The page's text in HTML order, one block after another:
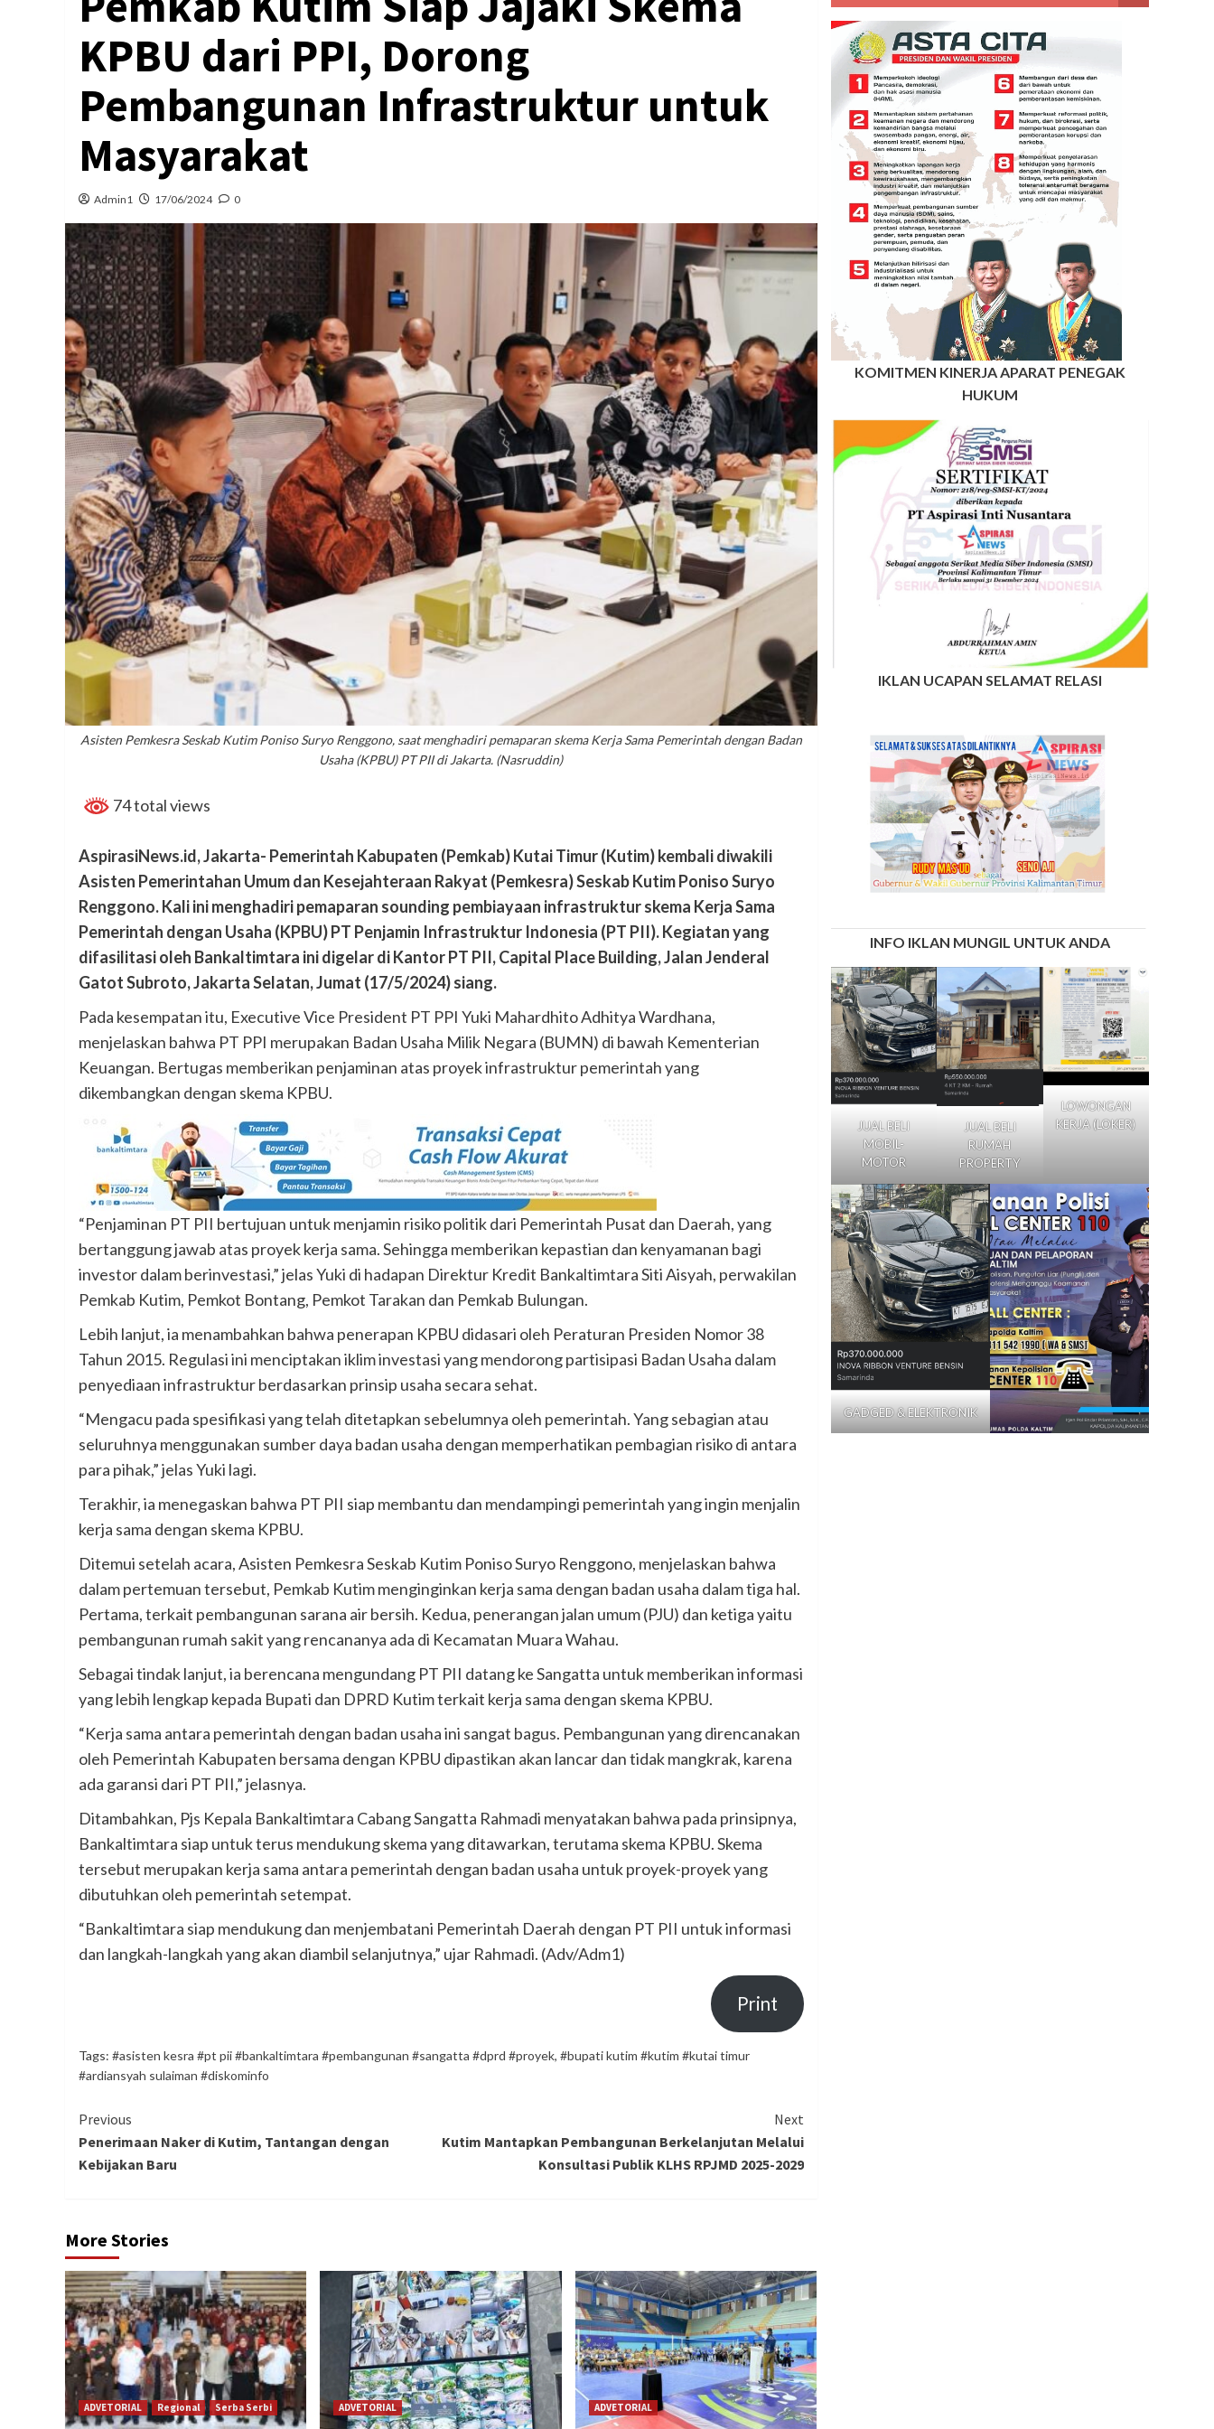
KPBU dari PPI, Dorong
Pembangunan Infrastruktur untuk
Masyarakat
Admin1 17/06/2024 0
Asisten Pemkesra Seskab Kutim Poniso Suryo Renggono, saat menghadiri pemaparan skema Kerja Sama Pemerintah dengan Badan
Usaha (KPBU) PT PII di Jakarta. (Nasruddin)
74 total views
AspirasiNews.id, Jakarta- Pemerintah Kabupaten (Pemkab) Kutai Timur (Kutim) kembali diwakili
Asisten Pemerintahan Umum dan Kesejahteraan Rakyat (Pemkesra) Seskab Kutim Poniso Suryo
Renggono. Kali ini menghadiri pemaparan sounding pembiayaan infrastruktur skema Kerja Sama
Pemerintah dengan Usaha (KPBU) PT Penjamin Infrastruktur Indonesia (PT PII). Kegiatan yang
difasilitasi oleh Bankaltimtara ini digelar di Kantor PT PII, Capital Place Building, Jalan Jenderal
Gatot Subroto, Jakarta Selatan, Jumat (17/5/2024) siang.
Pada kesempatan itu, Executive Vice President PT PPI Yuki Mahardhito Adhitya Wardhana,
menjelaskan bahwa PT PPI merupakan Badan Usaha Milik Negara (BUMN) di bawah Kementerian
Keuangan. Bertugas memberikan penjaminan atas proyek infrastruktur pemerintah yang
dikembangkan dengan skema KPBU.
“Penjaminan PT PII bertujuan untuk menjamin risiko politik dari Pemerintah Pusat dan Daerah, yang
bertanggung jawab atas proyek kerja sama. Sehingga memberikan kepastian dan kenyamanan bagi
investor dalam berinvestasi,” jelas Yuki di hadapan Direktur Kredit Bankaltimtara Siti Aisyah, perwakilan
Pemkab Kutim, Pemkot Bontang, Pemkot Tarakan dan Pemkab Bulungan.
Lebih lanjut, ia menambahkan bahwa penerapan KPBU didasari oleh Peraturan Presiden Nomor 38
Tahun 2015. Regulasi ini menciptakan iklim investasi yang mendorong partisipasi Badan Usaha dalam
penyediaan infrastruktur berdasarkan prinsip usaha secara sehat.
“Mengacu pada spesifikasi yang telah ditetapkan sebelumnya oleh pemerintah. Yang sebagian atau
seluruhnya menggunakan sumber daya badan usaha dengan memperhatikan pembagian risiko di antara
para pihak,” jelas Yuki lagi.
Terakhir, ia menegaskan bahwa PT PII siap membantu dan mendampingi pemerintah yang ingin menjalin
kerja sama dengan skema KPBU.
Ditemui setelah acara, Asisten Pemkesra Seskab Kutim Poniso Suryo Renggono, menjelaskan bahwa
dalam pertemuan tersebut, Pemkab Kutim menginginkan kerja sama dengan badan usaha dalam tiga hal.
Pertama, terkait pembangunan sarana air bersih. Kedua, penerangan jalan umum (PJU) dan ketiga yaitu
pembangunan rumah sakit yang rencananya ada di Kecamatan Muara Wahau.
Sebagai tindak lanjut, ia berencana mengundang PT PII datang ke Sangatta untuk memberikan informasi
yang lebih lengkap kepada Bupati dan DPRD Kutim terkait kerja sama dengan skema KPBU.
“Kerja sama antara pemerintah dengan badan usaha ini sangat bagus. Pembangunan yang direncanakan
oleh Pemerintah Kabupaten bersama dengan KPBU dipastikan akan lancar dan tidak mangkrak, karena
ada garansi dari PT PII,” jelasnya.
Ditambahkan, Pjs Kepala Bankaltimtara Cabang Sangatta Rahmadi menyatakan bahwa pada prinsipnya,
Bankaltimtara siap untuk terus mendukung skema yang ditawarkan, terutama skema KPBU. Skema
tersebut merupakan kerja sama antara pemerintah dengan badan usaha untuk proyek-proyek yang
dibutuhkan oleh pemerintah setempat.
“Bankaltimtara siap mendukung dan menjembatani Pemerintah Daerah dengan PT PII untuk informasi
dan langkah-langkah yang akan diambil selanjutnya,” ujar Rahmadi. (Adv/Adm1)
Print
Tags: #asisten kesra #pt pii #bankaltimtara #pembangunan #sangatta #dprd #proyek, #bupati kutim #kutim #kutai timur
#ardiansyah sulaiman #diskominfo
Continue
Reading
Previous
Penerimaan Naker di Kutim, Tantangan dengan
Kebijakan Baru
Next
Kutim Mantapkan Pembangunan Berkelanjutan Melalui
Konsultasi Publik KLHS RPJMD 2025-2029
More Stories
ADVETORIAL Regional Serba Serbi ADVETORIAL ADVETORIAL
KOMITMEN KINERJA APARAT PENEGAK
HUKUM
IKLAN UCAPAN SELAMAT RELASI
INFO IKLAN MUNGIL UNTUK ANDA
JUAL BELI
MOBIL-
MOTOR
JUAL BELI
RUMAH
PROPERTY
LOWONGAN
KERJA (LOKER)
GADGED & ELEKTRONIK